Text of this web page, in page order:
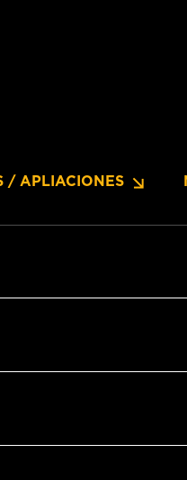
/ APLIACIONES